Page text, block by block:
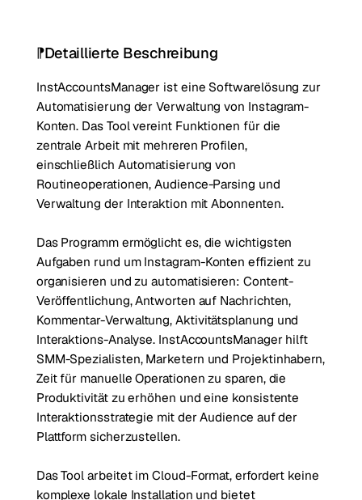
Detaillierte Beschreibung
InstAccountsManager ist eine Softwarelösung zur
Automatisierung der Verwaltung von Instagram-
Konten. Das Tool vereint Funktionen für die
zentrale Arbeit mit mehreren Profilen,
einschließlich Automatisierung von
Routineoperationen, Audience-Parsing und
Verwaltung der Interaktion mit Abonnenten.
Das Programm ermöglicht es, die wichtigsten
Aufgaben rund um Instagram-Konten effizient zu
organisieren und zu automatisieren: Content-
Veröffentlichung, Antworten auf Nachrichten,
Kommentar-Verwaltung, Aktivitätsplanung und
Interaktions-Analyse. InstAccountsManager hilft
SMM-Spezialisten, Marketern und Projektinhabern,
Zeit für manuelle Operationen zu sparen, die
Produktivität zu erhöhen und eine konsistente
Interaktionsstrategie mit der Audience auf der
Plattform sicherzustellen.
Das Tool arbeitet im Cloud-Format, erfordert keine
komplexe lokale Installation und bietet